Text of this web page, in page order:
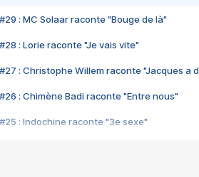
#29 : MC Solaar raconte "Bouge de là"
#28 : Lorie raconte "Je vais vite"
#27 : Christophe Willem raconte "Jacques a
#26 : Chimène Badi raconte "Entre nous"
#25 : Indochine raconte "3e sexe"